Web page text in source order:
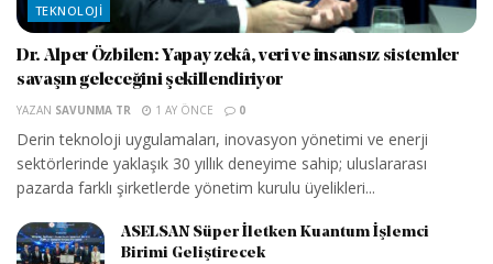
TEKNOLOJI
Dr. Alper Özbilen: Yapay zekâ, veri ve insansız sistemler
savaşın geleceğini şekillendiriyor
YAZAN SAVUNMA TR 1 AY ÖNCE 0
Derin teknoloji uygulamaları, inovasyon yönetimi ve enerji
sektörlerinde yaklaşık 30 yıllık deneyime sahip; uluslararası
pazarda farklı şirketlerde yönetim kurulu üyelikleri...
ASELSAN Süper İletken Kuantum İşlemci
Birimi Geliştirecek